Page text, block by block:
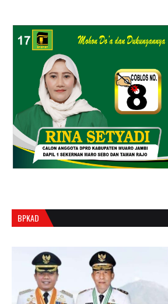
BPKAD